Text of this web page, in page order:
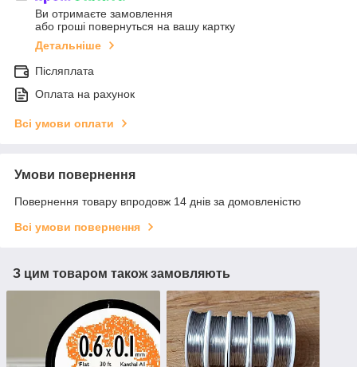
Ви отримаєте замовлення
або гроші повернуться на вашу картку
Детальніше
Післяплата
Оплата на рахунок
Всі умови оплати
Умови повернення
Повернення товару впродовж 14 днів за домовленістю
Всі умови повернення
З цим товаром також замовляють